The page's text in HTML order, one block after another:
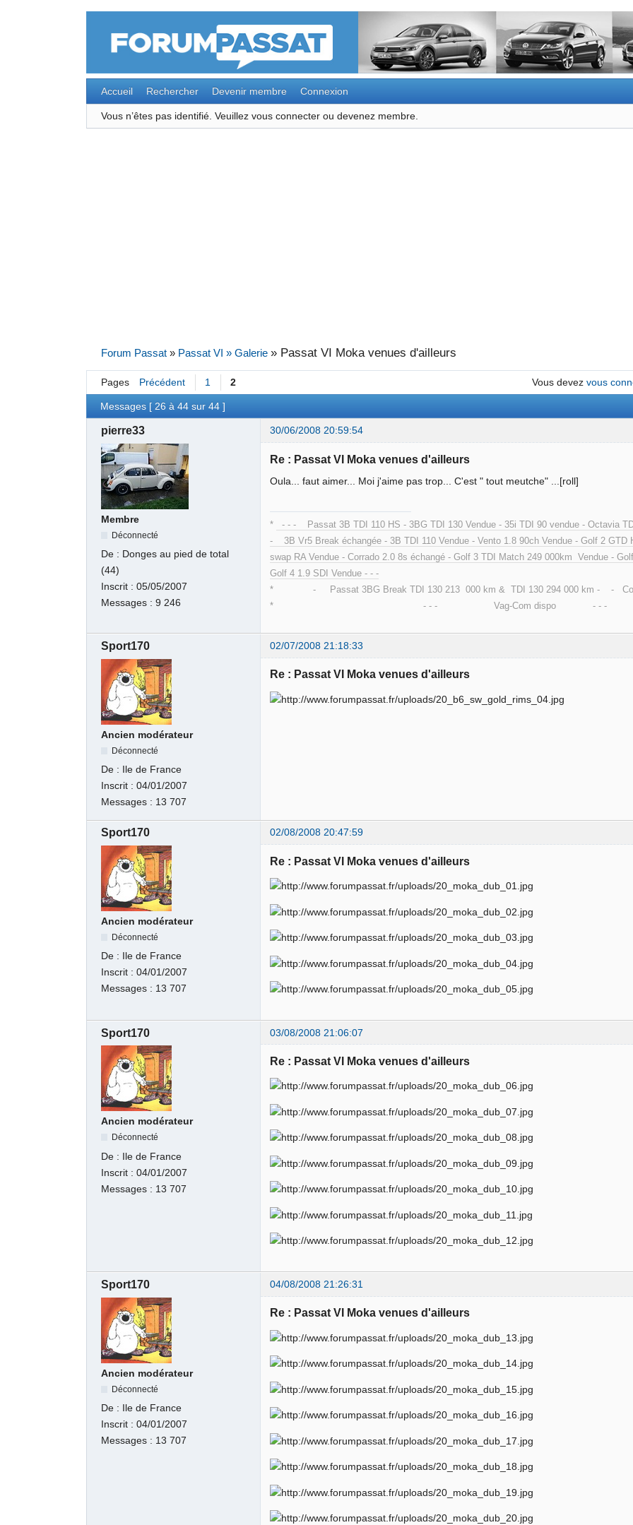
Accueil Rechercher Devenir membre Connexion
Vous n’êtes pas identifié. Veuillez vous connecter ou devenez membre.
Forum Passat » Passat VI » Galerie » Passat VI Moka venues d'ailleurs
Pages Précédent 1 2 Vous devez vous
Messages [ 26 à 44 sur 44 ]
pierre33 30/06/2008 20:59:54
Membre
Déconnecté
De : Donges au pied de total
(44)
Inscrit :05/05/2007
Messages :9 246
Re : Passat VI Moka venues d'ailleurs
Oula... faut aimer... Moi j'aime pas trop... C'est " tout meutche" ...[roll]
*
- - - Passat 3B TDI 110 HS - 3BG TDI 130 Vendue - 35i TDI 90 vendue -
- 3B Vr5 Break échangée - 3B TDI 110 Vendue - Vento 1.8 90ch Vendue -
swap RA Vendue - Corrado 2.0 8s échangé - Golf 3 TDI Match 249 000km Vendue -
Golf 4 1.9 SDI Vendue - - -
* - Passat 3BG Break TDI 130 213 000 km & TDI 130 294 000 km - -
* - - - Vag-Com dispo - - -
Sport170 02/07/2008 21:18:33
Ancien modérateur
Déconnecté
De :
Ile de France
Inscrit :04/01/2007
Messages : 13 707
Re : Passat VI Moka venues d'ailleurs
Sport170 02/08/2008 20:47:59
Ancien modérateur
Déconnecté
De :
Ile de France
Inscrit :04/01/2007
Messages : 13 707
Re : Passat VI Moka venues d'ailleurs
Sport170 03/08/2008 21:06:07
Ancien modérateur
Déconnecté
De : Ile de France
Inscrit :04/01/2007
Messages : 13 707
Re : Passat VI Moka venues d'ailleurs
Sport170 04/08/2008 21:26:31
Ancien modérateur
Déconnecté
De :
Ile de France
Inscrit :04/01/2007
Messages : 13 707
Re : Passat VI Moka venues d'ailleurs